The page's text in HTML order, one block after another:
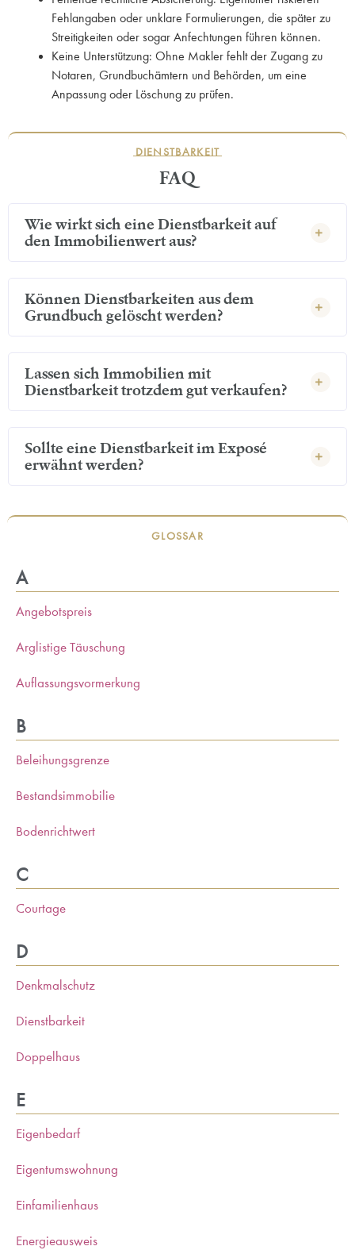
Fehlangaben oder unklare Formulierungen, die später zu
Streitigkeiten oder sogar Anfechtungen führen können.
Keine Unterstützung: Ohne Makler fehlt der Zugang zu
Notaren, Grundbuchämtern und Behörden, um eine
Anpassung oder Löschung zu prüfen.
DIENSTBARKEIT
FAQ
Wie wirkt sich eine Dienstbarkeit auf
den Immobilienwert aus?
Können Dienstbarkeiten aus dem
Grundbuch gelöscht werden?
Lassen sich Immobilien mit
Dienstbarkeit trotzdem gut verkaufen?
Sollte eine Dienstbarkeit im Exposé
erwähnt werden?
GLOSSAR
A
Angebotspreis
Arglistige Täuschung
Auflassungsvormerkung
B
Beleihungsgrenze
Bestandsimmobilie
Bodenrichtwert
C
Courtage
D
Denkmalschutz
Dienstbarkeit
Doppelhaus
E
Eigenbedarf
Eigentumswohnung
Einfamilienhaus
Energieausweis